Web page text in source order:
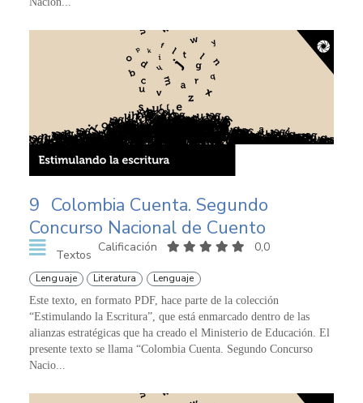
9 Colombia Cuenta. Segundo
Concurso Nacional de Cuento
Textos
Calificación 0,0
Lenguaje Literatura Lenguaje
Este texto, en formato PDF, hace parte de la colección
“Estimulando la Escritura”, que está enmarcado dentro de las
alianzas estratégicas que ha creado el Ministerio de Educación. El
presente texto se llama “Colombia Cuenta. Segundo Concurso
Nacio...